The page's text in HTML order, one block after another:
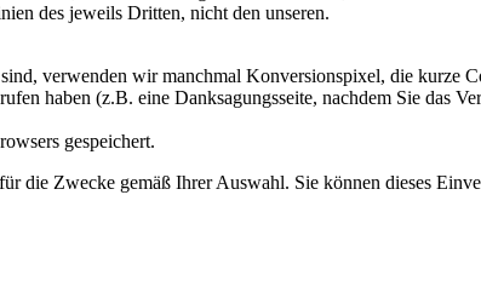
des jeweils Dritten, nicht den unseren.
verwenden wir manchmal Konversionspixel, die kurze
haben (z.B. eine Danksagungsseite, nachdem Sie das
gespeichert.
die Zwecke gemäß Ihrer Auswahl. Sie können dieses